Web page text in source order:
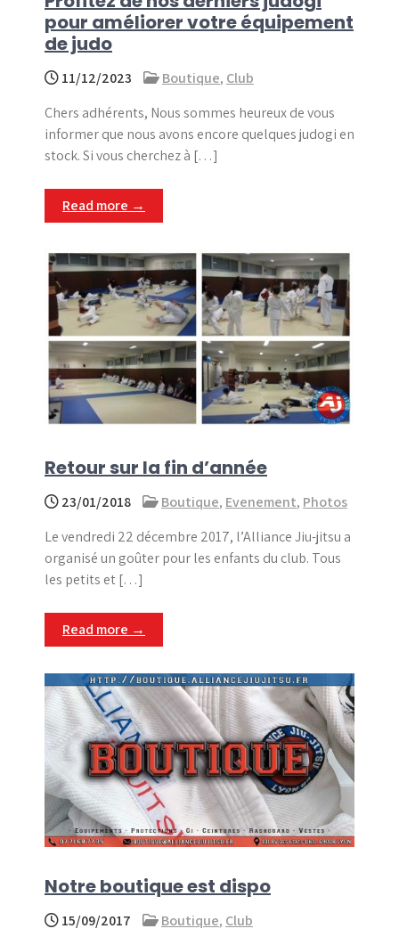
pour améliorer votre équipement
de judo
11/12/2023 Boutique, Club
Chers adhérents, Nous sommes heureux de vous
informer que nous avons encore quelques judogi en
stock. Si vous cherchez à […]
Read more →
Retour sur la fin d’année
23/01/2018 Boutique, Evenement, Photos
Le vendredi 22 décembre 2017, l’Alliance Jiu-jitsu a
organisé un goûter pour les enfants du club. Tous
les petits et […]
Read more →
Notre boutique est dispo
15/09/2017 Boutique, Club